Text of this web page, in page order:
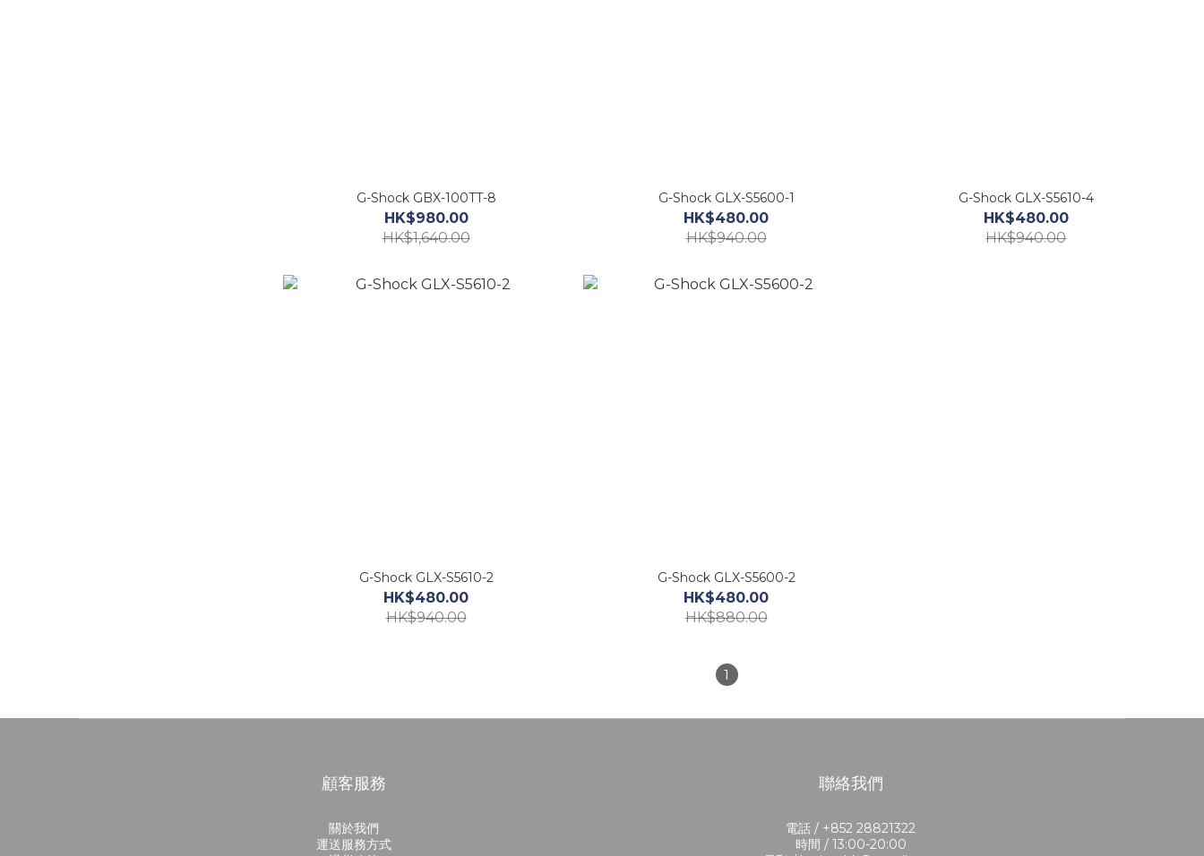
G-Shock GBX-100TT-8
HK$980.00
HK$1,640.00
G-Shock GLX-S5600-1
HK$480.00
HK$940.00
G-Shock GLX-S5610-4
HK$480.00
HK$940.00
G-Shock GLX-S5610-2
HK$480.00
HK$940.00
G-Shock GLX-S5600-2
HK$480.00
HK$880.00
1
顧客服務
關於我們
運送服務方式
聯絡我們
電話 / +852 28821322
時間 / 13:00-20:00